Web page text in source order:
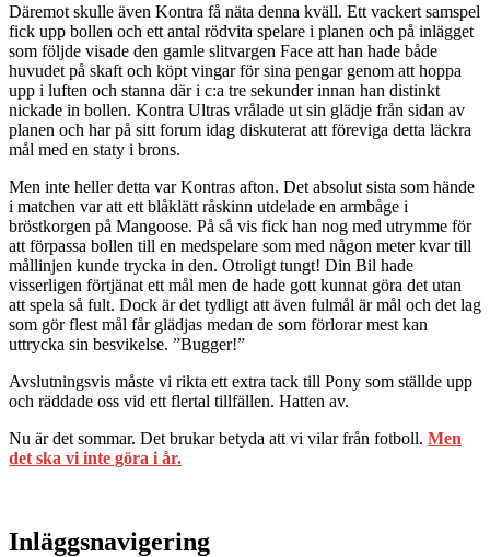
Däremot skulle även Kontra få näta denna kväll. Ett vackert samspel
fick upp bollen och ett antal rödvita spelare i planen och på inlägget
som följde visade den gamle slitvargen Face att han hade både
huvudet på skaft och köpt vingar för sina pengar genom att hoppa
upp i luften och stanna där i c:a tre sekunder innan han distinkt
nickade in bollen. Kontra Ultras vrålade ut sin glädje från sidan av
planen och har på sitt forum idag diskuterat att föreviga detta läckra
mål med en staty i brons.
Men inte heller detta var Kontras afton. Det absolut sista som hände
i matchen var att ett blåklätt råskinn utdelade en armbåge i
bröstkorgen på Mangoose. På så vis fick han nog med utrymme för
att förpassa bollen till en medspelare som med någon meter kvar till
mållinjen kunde trycka in den. Otroligt tungt! Din Bil hade
visserligen förtjänat ett mål men de hade gott kunnat göra det utan
att spela så fult. Dock är det tydligt att även fulmål är mål och det lag
som gör flest mål får glädjas medan de som förlorar mest kan
uttrycka sin besvikelse. ”Bugger!”
Avslutningsvis måste vi rikta ett extra tack till Pony som ställde upp
och räddade oss vid ett flertal tillfällen. Hatten av.
Nu är det sommar. Det brukar betyda att vi vilar från fotboll. Men
det ska vi inte göra i år.
Inläggsnavigering